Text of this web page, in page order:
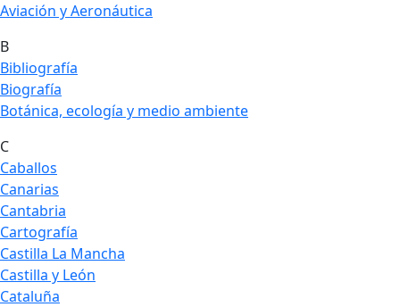
Aviación y Aeronáutica
B
Bibliografía
Biografía
Botánica, ecología y medio ambiente
C
Caballos
Canarias
Cantabria
Cartografía
Castilla La Mancha
Castilla y León
Cataluña